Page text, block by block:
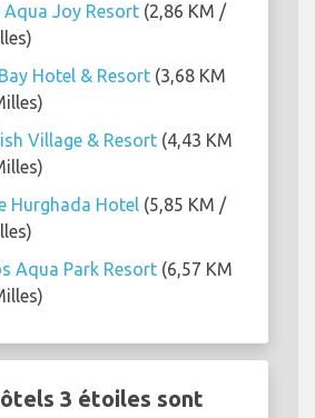
Aqua Joy Resort (2,86 KM /
Hotel & Resort (3,68 KM
Village & Resort (4,43 KM
Hurghada Hotel (5,85 KM /
Aqua Park Resort (6,57 KM
3 étoiles sont